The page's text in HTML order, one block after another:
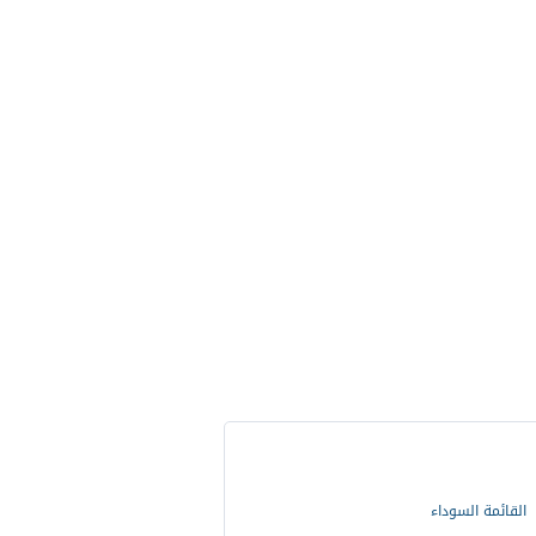
القائمة السوداء